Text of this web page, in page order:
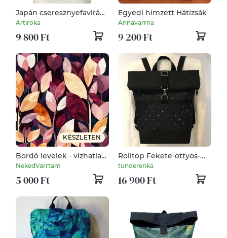
Japán cseresznyefavirág
mintás gymbag hátizsák
Artiroka
9 800 Ft
Egyedi himzett Hátizsák
Annavarrna
9 200 Ft
KÉSZLETEN
Bordó levelek - vízhatlan
gyöngyvászon
NekedVarrtam
5 000 Ft
Rolltop Fekete-öttyös-
Vízálló-Hátizsák-Hátitáska
tundererika
16 900 Ft